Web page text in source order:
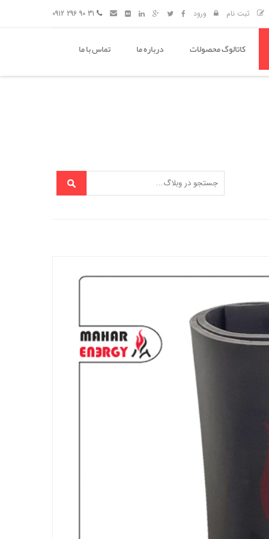
ثبت نام ورود
کاتالوگ محصولات درباره ما تماس با ما